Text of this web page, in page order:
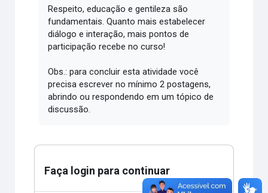
Respeito, educação e gentileza são
fundamentais.Quanto mais estabelecer
diálogo e interação, mais pontos de
participação recebe no curso!
Obs.: para concluir esta atividade você
precisa escrever no mínimo 2 postagens,
abrindo ou respondendo em um tópico de
discussão.
Faça login para continuar